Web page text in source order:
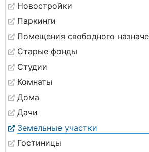
Новостройки
Паркинги
Помещения свободного
Старые фонды
Студии
Комнаты
Дома
Дачи
Земельные участки
Гостиницы